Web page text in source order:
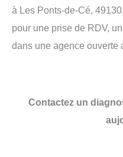
à Les Ponts-de-Cé,
pour une prise de RDV,
dans une agence ouverte
Contactez un